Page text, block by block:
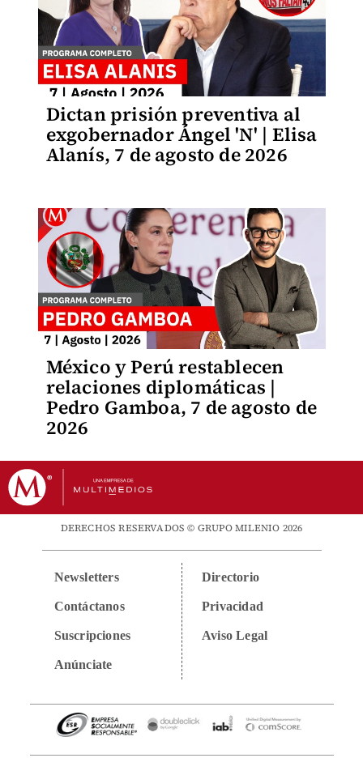
Dictan prisión preventiva al
exgobernador Ángel 'N' | Elisa
Alanís, 7 de agosto de 2026
México y Perú restablecen
relaciones diplomáticas |
Pedro Gamboa, 7 de agosto de
2026
DERECHOS RESERVADOS © GRUPO MILENIO 2026
Newsletters
Contáctanos
Suscripciones
Anúnciate
Directorio
Privacidad
Aviso Legal